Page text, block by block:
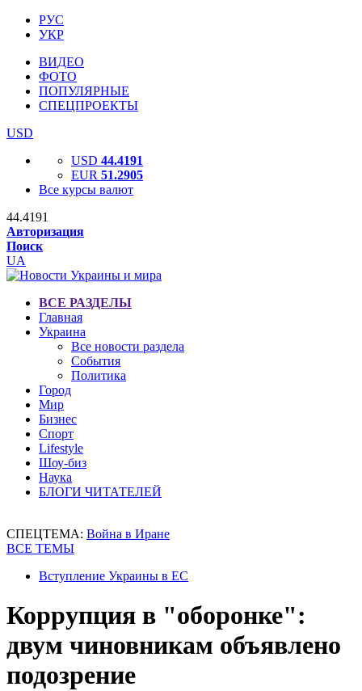
РУС
УКР
ВИДЕО
ФОТО
ПОПУЛЯРНЫЕ
СПЕЦПРОЕКТЫ
USD
USD 44.4191
EUR 51.2905
Все курсы валют
44.4191
Авторизация
Поиск
UA
ВСЕ РАЗДЕЛЫ
Главная
Украина
Все новости раздела
События
Политика
Город
Мир
Бизнес
Спорт
Lifestyle
Шоу-биз
Наука
БЛОГИ ЧИТАТЕЛЕЙ
СПЕЦТЕМА: Война в Иране
ВСЕ ТЕМЫ
Вступление Украины в ЕС
Коррупция в "оборонке":
двум чиновникам объявлено
подозрение